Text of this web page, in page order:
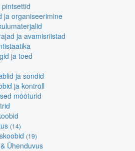
ja organiseerimine
ja avamisriistad
ja toed
ja sondid
ja kontroll
mõõturid
(14)
(19)
Ühenduvus